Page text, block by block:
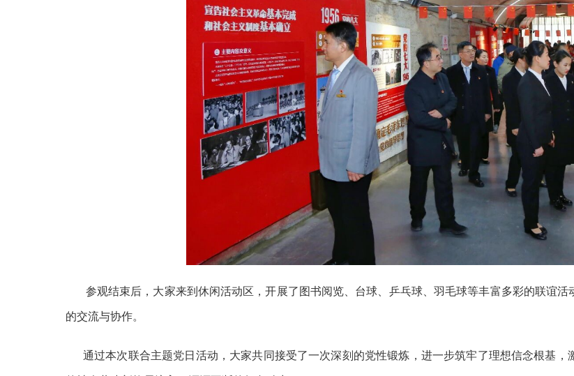
参观结束后，大家来到休闲活动区，开展了图书阅览、台球、乒乓球、羽毛球等丰富多彩的联谊活
的交流与协作。
通过本次联合主题党日活动，大家共同接受了一次深刻的党性锻炼，进一步筑牢了理想信念根基，